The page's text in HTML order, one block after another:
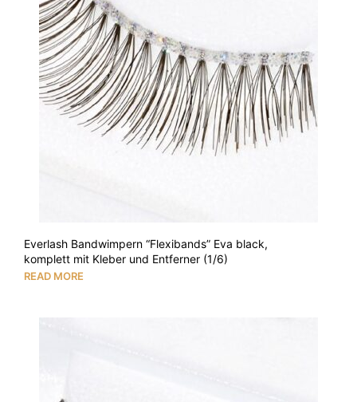
Everlash Bandwimpern “Flexibands” Eva black,
komplett mit Kleber und Entferner (1/6)
READ MORE